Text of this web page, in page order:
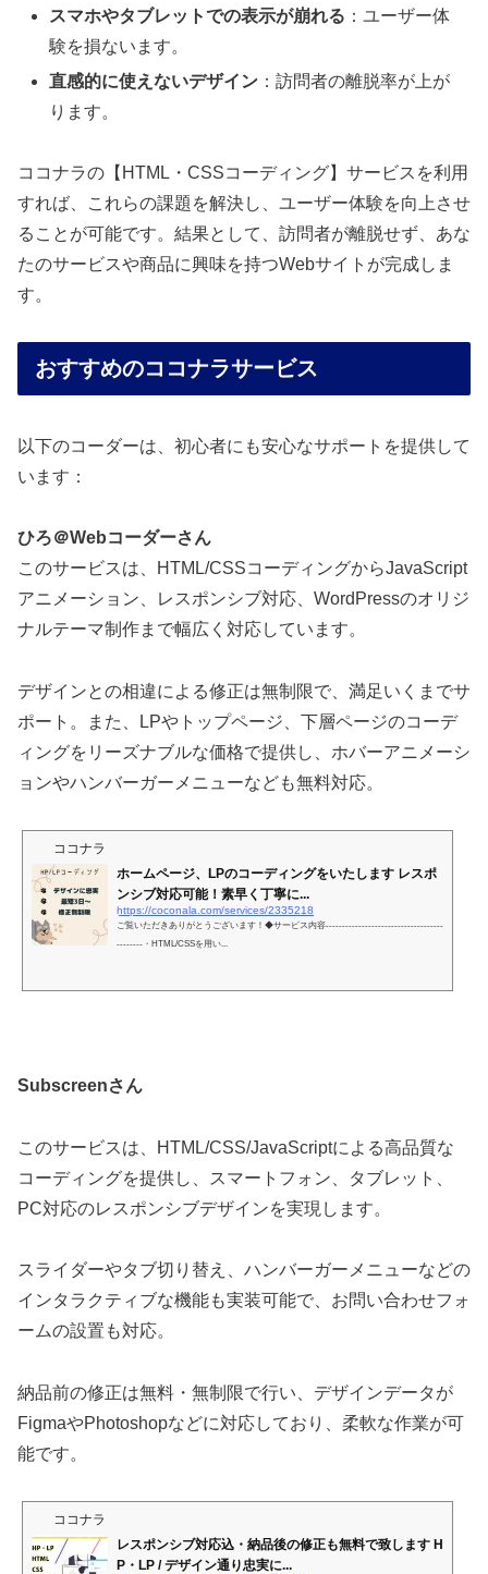
スマホやタブレットでの表示が崩れる ：ユーザー体
験を損ないます。
直感的に使えないデザイン ：訪問者の離脱率が上が
ります。
ココナラの【HTML・CSSコーディング】サービスを利用
すれば、これらの課題を解決し、ユーザー体験を向上させ
ることが可能です。結果として、訪問者が離脱せず、あな
たのサービスや商品に興味を持つWebサイトが完成しま
す。
おすすめのココナラサービス
以下のコーダーは、初心者にも安心なサポートを提供して
います：
ひろ＠Webコーダーさん
このサービスは、HTML/CSSコーディングからJavaScript
アニメーション、レスポンシブ対応、WordPressのオリジ
ナルテーマ制作まで幅広く対応しています。
デザインとの相違による修正は無制限で、満足いくまでサ
ポート。また、LPやトップページ、下層ページのコーデ
ィングをリーズナブルな価格で提供し、ホバーアニメーシ
ョンやハンバーガーメニューなども無料対応。
ココナラ
ホームページ、LPのコーディングをいたします レスポ
ンシブ対応可能！素早く丁寧に...
https://coconala.com/services/2335218
ご覧いただきありがとうございます！◆サービス内容------------------------------------
--------・HTML/CSSを用い...
Subscreenさん
このサービスは、HTML/CSS/JavaScriptによる高品質な
コーディングを提供し、スマートフォン、タブレット、
PC対応のレスポンシブデザインを実現します。
スライダーやタブ切り替え、ハンバーガーメニューなどの
インタラクティブな機能も実装可能で、お問い合わせフォ
ームの設置も対応。
納品前の修正は無料・無制限で行い、デザインデータが
FigmaやPhotoshopなどに対応しており、柔軟な作業が可
能です。
ココナラ
レスポンシブ対応込・納品後の修正も無料で致します H
P・LP / デザイン通り忠実に...